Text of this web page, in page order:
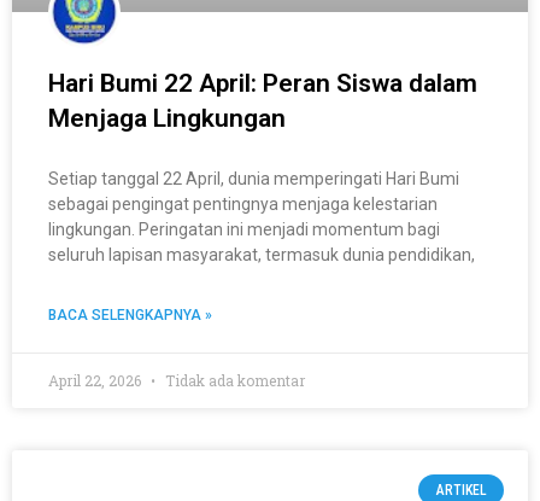
Hari Bumi 22 April: Peran Siswa dalam
Menjaga Lingkungan
Setiap tanggal 22 April, dunia memperingati Hari Bumi
sebagai pengingat pentingnya menjaga kelestarian
lingkungan. Peringatan ini menjadi momentum bagi
seluruh lapisan masyarakat, termasuk dunia pendidikan,
BACA SELENGKAPNYA »
April 22, 2026 Tidak ada komentar
ARTIKEL